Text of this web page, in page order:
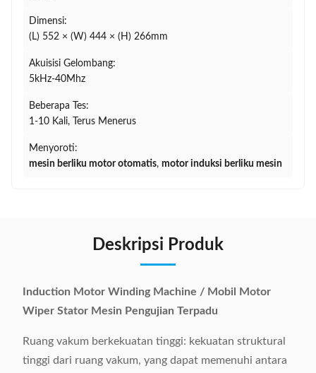
Dimensi:
(L) 552 × (W) 444 × (H) 266mm
Akuisisi Gelombang:
5kHz-40Mhz
Beberapa Tes:
1-10 Kali, Terus Menerus
Menyoroti:
mesin berliku motor otomatis, motor induksi berliku mesin
Deskripsi Produk
Induction Motor Winding Machine / Mobil Motor
Wiper Stator Mesin Pengujian Terpadu
Ruang vakum berkekuatan tinggi: kekuatan struktural
tinggi dari ruang vakum, yang dapat memenuhi antara